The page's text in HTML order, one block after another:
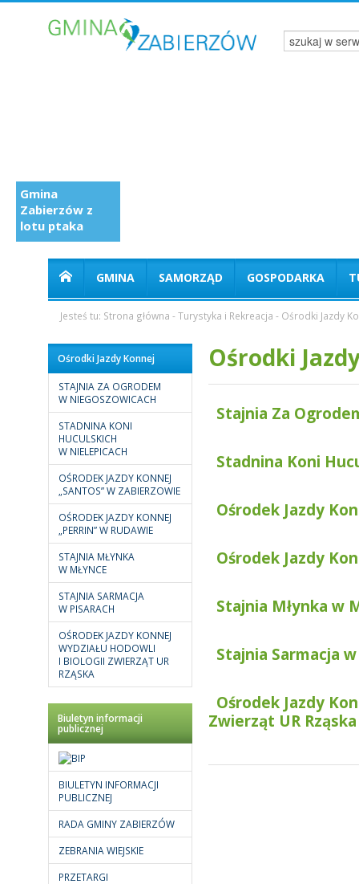
Gmina
Zabierzów z
lotu ptaka
GMINA SAMORZĄD GOSPODARKA
Jesteś tu: Strona główna -Turystyka i Rekreacja - Ośrodki Jazdy
Ośrodki Jazdy Konnej
STAJNIA ZA OGRODEM
W NIEGOSZOWICACH
STADNINA KONI
HUCULSKICH
W NIELEPICACH
OŚRODEK JAZDY KONNEJ
„SANTOS” W ZABIERZOWIE
OŚRODEK JAZDY KONNEJ
„PERRIN” W RUDAWIE
STAJNIA MŁYNKA
W MŁYNCE
STAJNIA SARMACJA
W PISARACH
OŚRODEK JAZDY KONNEJ
WYDZIAŁU HODOWLI
I BIOLOGII ZWIERZĄT UR
RZĄSKA
Biuletyn informacji
publicznej
BIULETYN INFORMACJI
PUBLICZNEJ
RADA GMINY ZABIERZÓW
ZEBRANIA WIEJSKIE
PRZETARGI
Ośrodki
Stajnia Za
Stadnina Koni
Ośrodek Jazdy
Ośrodek Jazdy
Stajnia Młynka w
Stajnia Sarmacja
Ośrodek Jazdy
Zwierząt UR Rząska